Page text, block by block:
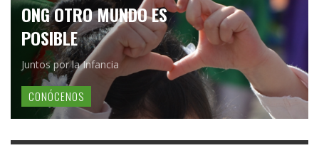
ONG OTRO MUNDO ES
POSIBLE
Juntos por la Infancia
CONÓCENOS